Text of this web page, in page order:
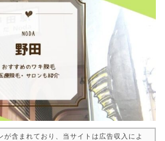
含まれており、当サイトは広告収入によ